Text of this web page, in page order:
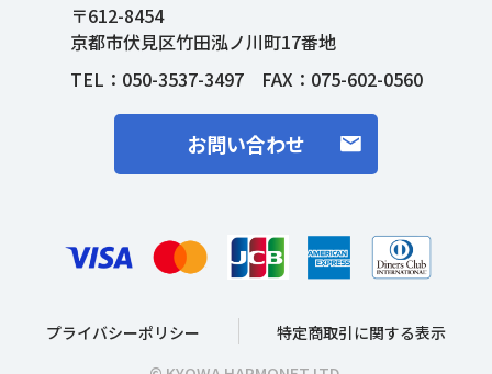
〒612-8454
京都市伏見区竹田泓ノ川町17番地
TEL： 050-3537-3497FAX：075-602-0560
お問い合わせ
プライバシーポリシー
特定商取引に関する表示